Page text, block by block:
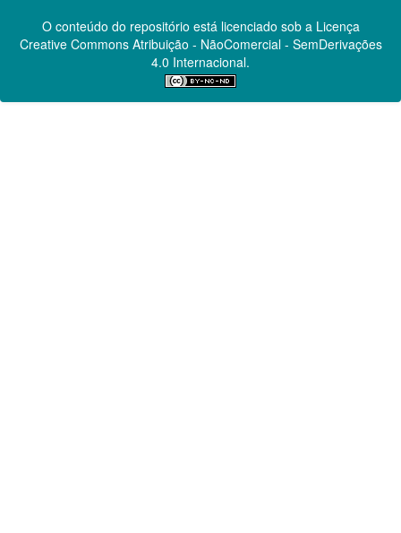
O conteúdo do repositório está licenciado sob a Licença
Creative CommonsAtribuição - NãoComercial - SemDerivações
4.0 Internacional.